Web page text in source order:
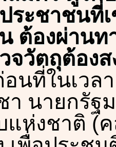
ระชาชนที่
ต้องผ่านท
จวัตถุต้อง
นที่ในเวล
า นายกรั
แห่งชาติ (